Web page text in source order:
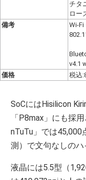
チタ
ロー
備考
Wi-Fi
v4.1
価格
税込
SoCにはHisilicon
「P8max」にも採
nTuTu」では
測）で文句なしのハ
液晶には5.5型（